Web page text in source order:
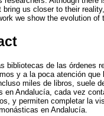
us closer to their
we show the evolution
bibliotecas de las órdenes
y a la poca atención
miles de libros, suele
en Andalucía, cada vez
y permiten completar la
en Andalucía.